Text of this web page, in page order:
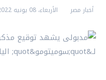
أخبار مصر الأربعاء، 08 يونيه 2022 11:39 ص